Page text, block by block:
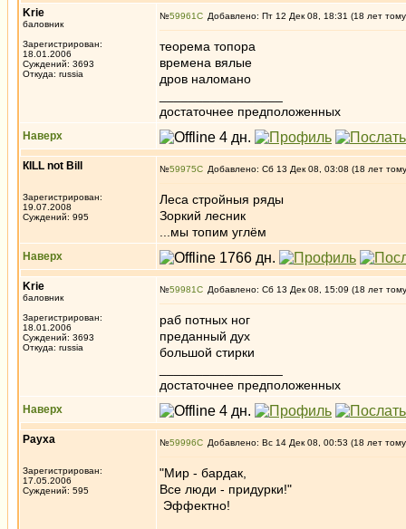
Krie
баловник
Зарегистрирован:
18.01.2006
Суждений: 3693
Откуда: russia
№59961 Добавлено: Пт 12 Дек 08, 18:31 (18 лет
теорема топора
времена вялые
дров наломано
достаточнее предположенных
Наверх
КILL not Вill
Зарегистрирован:
19.07.2008
Суждений: 995
№59975 Добавлено: Сб 13 Дек 08, 03:08 (18 лет
Леса стройныя ряды
Зоркий лесник
...мы топим углём
Наверх
Krie
баловник
Зарегистрирован:
18.01.2006
Суждений: 3693
Откуда: russia
№59981 Добавлено: Сб 13 Дек 08, 15:09 (18 лет
раб потных ног
преданный дух
большой стирки
достаточнее предположенных
Наверх
Рауха
Зарегистрирован:
17.05.2006
Суждений: 595
№59996 Добавлено: Вс 14 Дек 08, 00:53 (18 лет
"Мир - бардак,
Все люди - придурки!"
Эффектно!